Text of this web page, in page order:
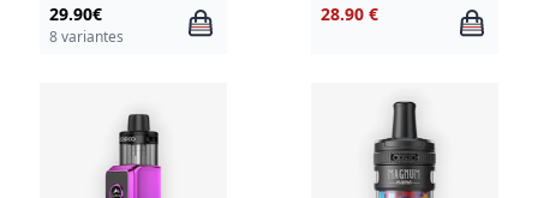
29.90€
8 variantes
28.90 €